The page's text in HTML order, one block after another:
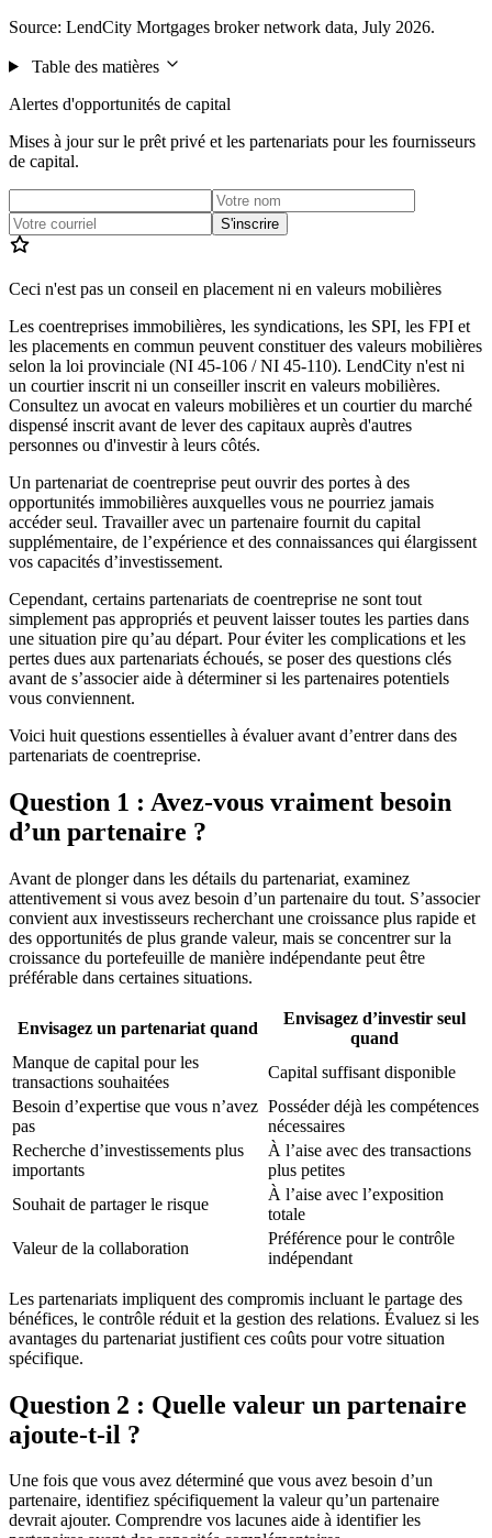
Source: LendCity Mortgages broker network data, July 2026.
Table des matières
Alertes d'opportunités de capital
Mises à jour sur le prêt privé et les partenariats pour les fournisseurs
de capital.
S'inscrire
Ceci n'est pas un conseil en placement ni en valeurs mobilières
Les coentreprises immobilières, les syndications, les SPI, les FPI et
les placements en commun peuvent constituer des valeurs mobilières
selon la loi provinciale (NI 45-106 / NI 45-110). LendCity n'est ni
un courtier inscrit ni un conseiller inscrit en valeurs mobilières.
Consultez un avocat en valeurs mobilières et un courtier du marché
dispensé inscrit avant de lever des capitaux auprès d'autres
personnes ou d'investir à leurs côtés.
Un partenariat de coentreprise peut ouvrir des portes à des
opportunités immobilières auxquelles vous ne pourriez jamais
accéder seul. Travailler avec un partenaire fournit du capital
supplémentaire, de l’expérience et des connaissances qui élargissent
vos capacités d’investissement.
Cependant, certains partenariats de coentreprise ne sont tout
simplement pas appropriés et peuvent laisser toutes les parties dans
une situation pire qu’au départ. Pour éviter les complications et les
pertes dues aux partenariats échoués, se poser des questions clés
avant de s’associer aide à déterminer si les partenaires potentiels
vous conviennent.
Voici huit questions essentielles à évaluer avant d’entrer dans des
partenariats de coentreprise.
Question 1 : Avez-vous vraiment besoin
d’un partenaire ?
Avant de plonger dans les détails du partenariat, examinez
attentivement si vous avez besoin d’un partenaire du tout. S’associer
convient aux investisseurs recherchant une croissance plus rapide et
des opportunités de plus grande valeur, mais se concentrer sur la
croissance du portefeuille de manière indépendante peut être
préférable dans certaines situations.
Envisagez un partenariat quand
Envisagez d’investir seul
quand
Manque de capital pour les
transactions souhaitées
Capital suffisant disponible
Besoin d’expertise que vous n’avez
pas
Posséder déjà les compétences
nécessaires
Recherche d’investissements plus
importants
À l’aise avec des transactions
plus petites
Souhait de partager le risque
À l’aise avec l’exposition
totale
Valeur de la collaboration
Préférence pour le contrôle
indépendant
Les partenariats impliquent des compromis incluant le partage des
bénéfices, le contrôle réduit et la gestion des relations. Évaluez si les
avantages du partenariat justifient ces coûts pour votre situation
spécifique.
Question 2 : Quelle valeur un partenaire
ajoute-t-il ?
Une fois que vous avez déterminé que vous avez besoin d’un
partenaire, identifiez spécifiquement la valeur qu’un partenaire
devrait ajouter. Comprendre vos lacunes aide à identifier les